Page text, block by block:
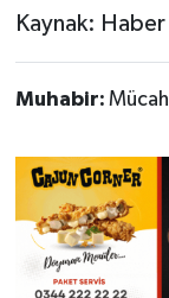
Kaynak:
Muhabir: